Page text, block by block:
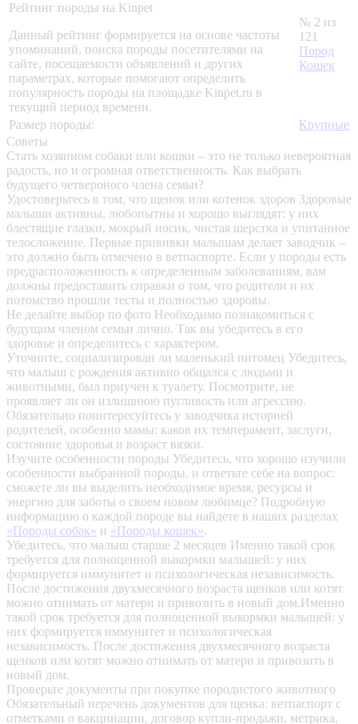
Рейтинг породы на Kinpet
Данный рейтинг формируется на основе частоты
упоминаний, поиска породы посетителями на
сайте, посещаемости объявлений и других
параметрах, которые помогают определить
популярность породы на площадке Kinpet.ru в
текущий период времени.
№ 2 из
121
Пород
Кошек
Размер породы:
Крупные
Советы
Стать хозяином собаки или кошки – это не только невероятная
радость, но и огромная ответственность. Как выбрать
будущего четвероного члена семьи?
Удостоверьтесь в том, что щенок или котенок здоров Здоровые
малыши активны, любопытны и хорошо выглядят: у них
блестящие глазки, мокрый носик, чистая шерстка и упитанное
телосложение. Первые прививки малышам делает заводчик –
это должно быть отмечено в ветпаспорте. Если у породы есть
предрасположенность к определенным заболеваниям, вам
должны предоставить справки о том, что родители и их
потомство прошли тесты и полностью здоровы.
Не делайте выбор по фото Необходимо познакомиться с
будущим членом семьи лично. Так вы убедитесь в его
здоровье и определитесь с характером.
Уточните, социализирован ли маленький питомец Убедитесь,
что малыш с рождения активно общался с людьми и
животными, был приучен к туалету. Посмотрите, не
проявляет ли он излишнюю пугливость или агрессию.
Обязательно поинтересуйтесь у заводчика историей
родителей, особенно мамы: каков их темперамент, заслуги,
состояние здоровья и возраст вязки.
Изучите особенности породы Убедитесь, что хорошо изучили
особенности выбранной породы, и ответьте себе на вопрос:
сможете ли вы выделить необходимое время, ресурсы и
энергию для заботы о своем новом любимце? Подробную
информацию о каждой породе вы найдете в наших разделах
«Породы собак» и «Породы кошек».
Убедитесь, что малыш старше 2 месяцев Именно такой срок
требуется для полноценной выкормки малышей: у них
формируется иммунитет и психологическая независимость.
После достижения двухмесячного возраста щенков или котят
можно отнимать от матери и привозить в новый дом.Именно
такой срок требуется для полноценной выкормки малышей: у
них формируется иммунитет и психологическая
независимость. После достижения двухмесячного возраста
щенков или котят можно отнимать от матери и привозить в
новый дом.
Проверьте документы при покупке породистого животного
Обязательный перечень документов для щенка: ветпаспорт с
отметками о вакцинации, договор купли-продажи, метрика,